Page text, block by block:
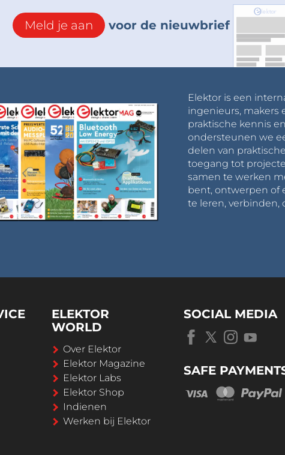
Meld je aan voor de nieuwbrief
Elektor is een
ingenieurs, makers
praktische kennis
ondersteunen we
delen van
toegang tot
samen te werken
bent, ontwerpen of
te leren, verbinden,
ELEKTOR
WORLD
Over Elektor
Elektor Magazine
Elektor Labs
Elektor Shop
Indienen
Werken bij Elektor
SOCIAL MEDIA
SAFE